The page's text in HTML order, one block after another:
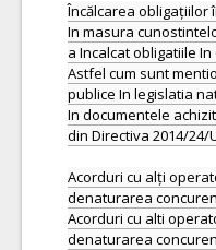
Încălcarea obligațiilor
In masura
a Incalcat obligatiile
Astfel cum sunt
publice In legislatia
In documentele
din Directiva 2014/24/
Acorduri cu alți
denaturarea
Acorduri cu alti
denaturarea